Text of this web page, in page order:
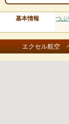
基本情報 つぶ
エクセル航空